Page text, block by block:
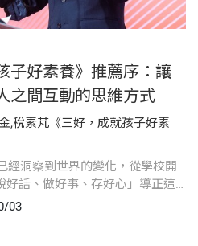
子好素養》推薦序：讓
之間互動的思維方式
,稅素芃《三好，成就孩子好素
經洞察到世界的變化，從學校開
好話、做好事、存好心」導正這
裡，有許多學校表現得很精
03